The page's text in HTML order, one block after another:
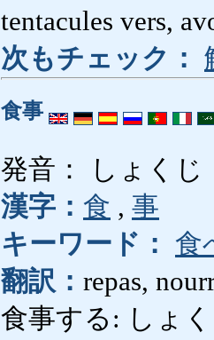
tentacules vers,
次もチェック：
食事
発音： しょくじ
漢字： 食 , 事
キーワード：
食
翻訳： repas,
食事する: しょく